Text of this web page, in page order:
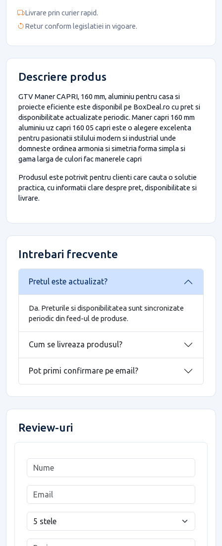
Livrare prin curier rapid.
Retur conform legislatiei in vigoare.
Descriere produs
GTV Maner CAPRI, 160 mm, aluminiu pentru casa si
proiecte eficiente este disponibil pe BoxDeal.ro cu pret si
disponibilitate actualizate periodic. Maner capri 160 mm
aluminiu uz capri 160 05 capri este o alegere excelenta
pentru pasionatii stilului modern si industrial unde
domneste ordinea armonia si simetria forma simpla si
gama larga de culori fac manerele capri
Produsul este potrivit pentru clienti care cauta o solutie
practica, cu informatii clare despre pret, disponibilitate si
livrare.
Intrebari frecvente
Pretul este actualizat?
Da. Preturile si disponibilitatea sunt sincronizate
periodic din feed-ul de produse.
Cum se livreaza produsul?
Pot primi confirmare pe email?
Review-uri